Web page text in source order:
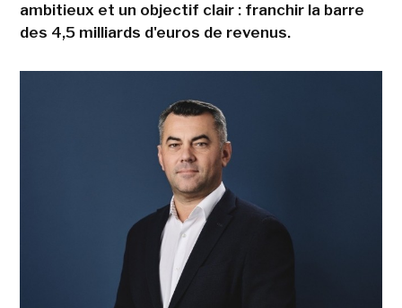
ambitieux et un objectif clair : franchir la barre
des 4,5 milliards d'euros de revenus.